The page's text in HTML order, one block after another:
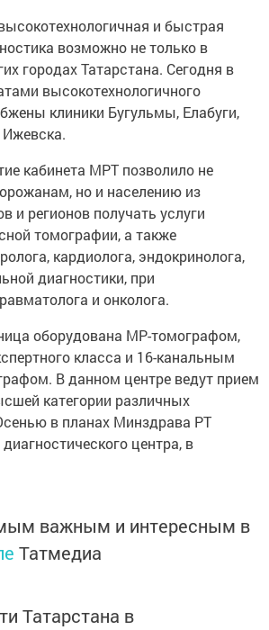
и быстрая
возможно не только в
городах Татарстана. Сегодня в
высокотехнологичного
клиники Бугульмы, Елабуги,
кабинета МРТ позволило не
но и населению из
и регионов получать услуги
томографии, а также
кардиолога, эндокринолога,
диагностики, при
и онколога.
оборудована МР-томографом,
класса и 16-канальным
В данном центре ведут прием
категории различных
в планах Минздрава РТ
центра, в
важным и интересным в
Татмедиа
Татарстана в